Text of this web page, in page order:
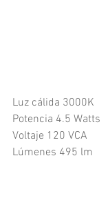
Luz cálida 3000K
Potencia 4.5 Watts
Voltaje 120 VCA
Lúmenes 495 lm